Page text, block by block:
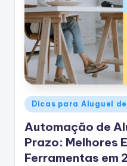
Postado
em
Dicas para Aluguel
Automação de
Prazo: Melhores
Ferramentas em